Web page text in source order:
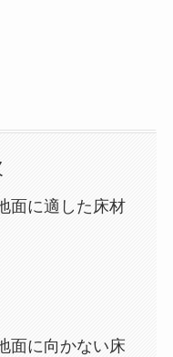
面に適した床材
面に向かない床